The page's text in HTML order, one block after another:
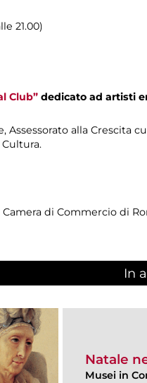
21.00)
Club” dedicato ad artisti
Assessorato alla
di Commercio di
In
Natale
Musei in